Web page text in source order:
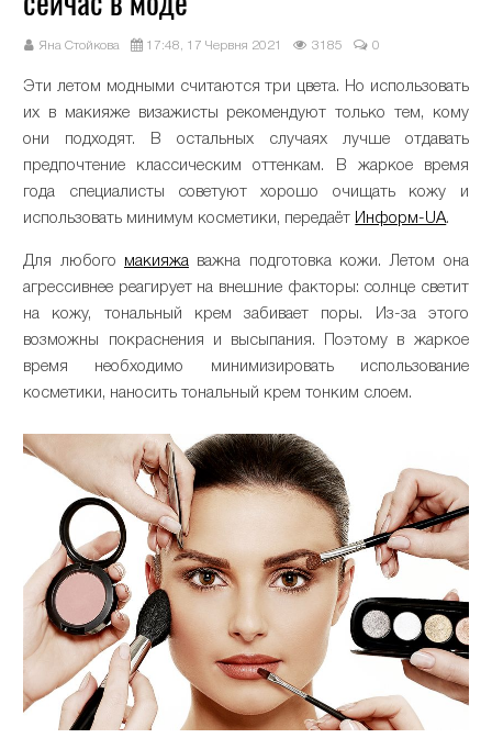
Яна Стойкова 17:48, 17 Червня 2021 3185 0
Эти летом модными считаются три цвета. Но использовать
их в макияже визажисты рекомендуют только тем, кому
они подходят. В остальных случаях лучше отдавать
предпочтение классическим оттенкам. В жаркое время
года специалисты советуют хорошо очищать кожу и
использовать минимум косметики, передаёт Информ-UA.
Для любого макияжаважна подготовка кожи. Летом она
агрессивнее реагирует на внешние факторы: солнце светит
на кожу, тональный крем забивает поры. Из-за этого
возможны покраснения и высыпания. Поэтому в жаркое
время необходимо минимизировать использование
косметики, наносить тональный крем тонким слоем.